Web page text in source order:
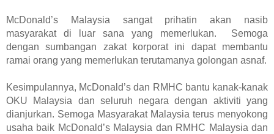
McDonald’s Malaysia sangat prihatin akan nasib
masyarakat di luar sana yang memerlukan.  Semoga
dengan sumbangan zakat korporat ini dapat membantu
ramai orang yang memerlukan terutamanya golongan asnaf.
Kesimpulannya, McDonald’s dan RMHC bantu kanak-kanak
OKU Malaysia dan seluruh negara dengan aktiviti yang
dianjurkan. Semoga Masyarakat Malaysia terus menyokong
usaha baik McDonald’s Malaysia dan RMHC Malaysia dan